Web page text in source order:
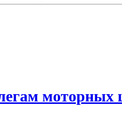
моторных